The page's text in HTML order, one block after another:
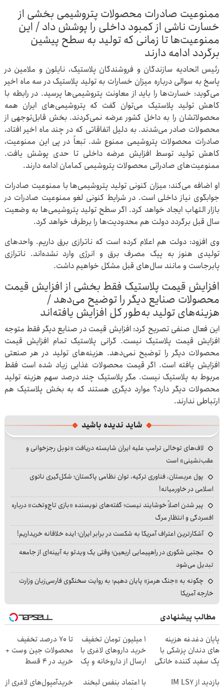
ممنوعیت صادرات محصولات پتروشیمی بخشی از
خسارت ناشی از کمبود داخلی را پوشش داد / این
ممنوعیت‌ها تا زمانی که تولید به سطح پیشین
برگردد ادامه دارند
رئیس اتحادیه سازندگان و فروشندگان پلاستیک، نایلون و ملامین در
پاسخ به سوالی درباره میزان خسارات به تولید پلاستیک در سه ماه اخیر
می‌گوید: خسارت‌ها را باید از معاونت پتروشیمی‌ها پرسید. در رابطه با
کاهش تولید پلاستیک می‌توان گفت که پتروشیمی‌های ایران همه
محصولاتشان را به داخل کشور عرضه نمی‌کردند. بخش قابل‌توجهی از
محصولات صادر می‌شدند. به دلیل اتفاقاتی که در چند ماه اخیر افتاد،
صادرات محصولات پتروشیمی ممنوع شد. تبعاً در پی این ممنوعیت،
کاهش تولید توسط افزایش عرضه داخلی تا حدی پوشش یافت.
ممنوعیت‌های صادراتی محصولات پتروشیمی کمامان ادامه دارند.
او اضافه می‌کند: میزان کنونی تولید پتروشیمی‌ها با ممنوعیت صادرات
جوابگوی نیاز داخلی است. در شرایط کنونی لغو ممنوعیت صادرات در
بازار التهاب ایجاد خواهد کرد. اگر سطح تولید پتروشیمی‌ها به وضعیت
سال قبل برگردد دولت هم محدودیت‌ها را برطرف خواهد کرد.
وی افزود: دولت هم اعلام کرده است که ناترازی برق داریم. واحدهای
تولیدی هنوز به پیک مصرف برق و انرژی وارد نشده‌اند. ناترازی
پابرجاست و مانند سال‌های قبل مشکل خواهیم داشت.
افزایش قیمت پلاستیک فقط بخشی از افزایش قیمت
محصولات صنایع دیگر را توضیح می‌دهد /
هزینه‌های تولید به‌طور کل افزایش یافته‌اند
این فعال صنفی تصریح کرد: افزایش قیمت در صنایع دیگر فقط متوجه
افزایش قیمت پلاستیک نیست. گرانی پلاستیک تمام افزایش قیمت
محصولات دیگر را توضیح نمی‌دهد. هزینه‌های تولید در هر صنعتی
افزایش یافته است. اگر قیمت محصولات غذایی زیاد شده است فقط
مربوط به پلاستیک نیست. مگر پلاستیک چند درصد سهم هزینه تولید
محصولات دیگر دارد؟ موارد دیگری هستند که به بخش پلاستیک هم
ارتباطی ندارند.
شاید ندیده باشید
لاف‌های توخالی ترامپ علیه ایران شایسته دریافت «نوبل رجزخوانی و
عقب‌نشینی» است
پول عربستان، فناوری ترکیه، توان نظامی پاکستان؛ شکل‌گیری ناتوی
اسلامی در خاورمیانه!
پیر شدن اصلاً خوشایند نیست؛ گفته‌های نویسنده «بازی تاج‌وتخت» درباره
افسردگی و انتظار مرگ
آشکارترین اعتراف آمریکا به شکست در برابر ایران؛ ایده خلاقانه خریداریم!
مجتبی شکوری در راهپیمایی اربعین؛ وقتی یک ویدئو به آیینه‌ای از جامعه
تبدیل می‌شود
چگونه به «جنگ هرمز» پایان دهیم؛ به روایت سخنگوی فارسی‌زبان وزارت
خارجه آمریکا
مطالب پیشنهادی
پایان دغدغه هزینه
های دندان پزشکی با
پک سفید کننده خانگی
1 میلیون تومان تخفیف
خرید داروهای لاغری با
ارسال از داروخانه و پک
تا 70 درصد تخفیف
محصولات جین وست +
خرید در 4 قسط
بازدید از IM LS7
با اعتماد بنفس لبخند
خریدآمپول‌های لاغری از